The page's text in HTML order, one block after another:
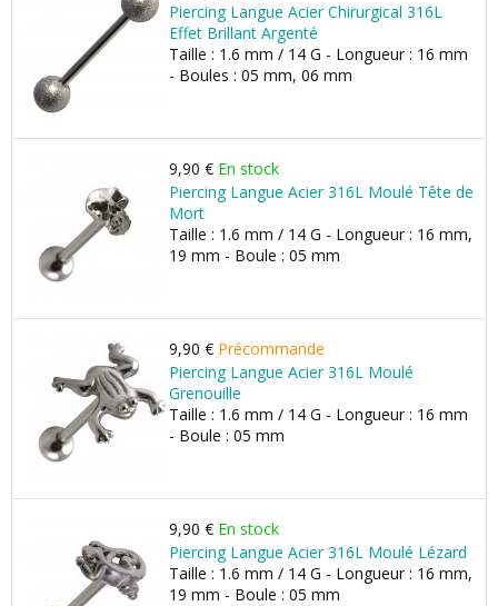
Piercing Langue Acier Chirurgical 316L
Effet Brillant Argenté
Taille : 1.6 mm / 14 G - Longueur : 16 mm
- Boules : 05 mm, 06 mm
9,90 € En stock
Piercing Langue Acier 316L Moulé Tête de
Mort
Taille : 1.6 mm / 14 G - Longueur : 16 mm,
19 mm - Boule : 05 mm
9,90 € Précommande
Piercing Langue Acier 316L Moulé
Grenouille
Taille : 1.6 mm / 14 G - Longueur : 16 mm
- Boule : 05 mm
9,90 € En stock
Piercing Langue Acier 316L Moulé Lézard
Taille : 1.6 mm / 14 G - Longueur : 16 mm,
19 mm - Boule : 05 mm